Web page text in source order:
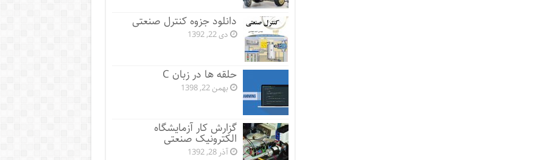
دانلود جزوه کنترل صنعتی
دی 22, 1392
حلقه ها در زبان C
بهمن 22, 1398
گزارش کار آزمایشگاه
الکترونیک صنعتی
آذر 28, 1392